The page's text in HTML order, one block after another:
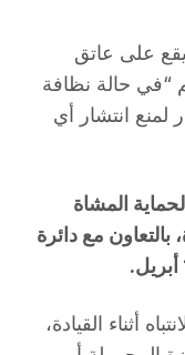
على عاتق
“في حالة نظافة
لمنع انتشار أي
المشاة
بالتعاون مع دائرة
أثناء القيادة،